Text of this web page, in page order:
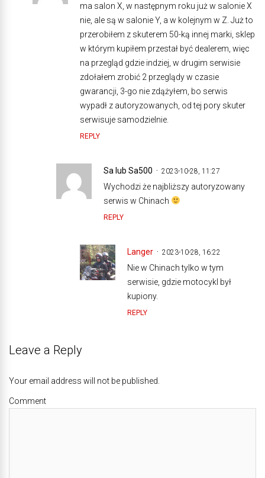
ma salon X, w następnym roku już w salonie X
nie, ale są w salonie Y, a w kolejnym w Z. Już to
przerobiłem z skuterem 50-ką innej marki, sklep
w którym kupiłem przestał być dealerem, więc
na przegląd gdzie indziej, w drugim serwisie
zdołałem zrobić 2 przeglądy w czasie
gwarancji, 3-go nie zdążyłem, bo serwis
wypadł z autoryzowanych, od tej pory skuter
serwisuje samodzielnie.
REPLY
Sa lub Sa500 2023-10-28, 11:27
Wychodzi że najbliższy autoryzowany
serwis w Chinach
REPLY
Langer 2023-10-28, 16:22
Nie w Chinach tylko w tym
serwisie, gdzie motocykl był
kupiony.
REPLY
Leave a Reply
Your email address will not be published.
Comment